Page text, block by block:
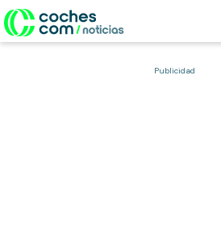
Publicidad